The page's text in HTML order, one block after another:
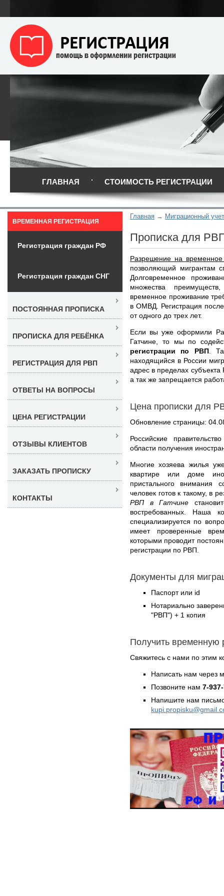
ГЛАВНАЯ СТОИМОСТЬ РЕГИСТРАЦИИ
Главная Миграционный
Прописка для
Разрешение на
позволяющий мигрантам
Долговременное
множества
временное проживание
в ОМВД. Регистрация
от одного до трех лет.
Если вы уже оформили
Гатчине, то мы по
регистрации по РВП.
находящийся в России
адрес в пределах
а так же запрещается
Цена прописки для
Обновление страницы:
Российские
области получения
Многие хозяева жилья
квартире или доме
пристального
человек готов к такому, в
РВП в Гатчине
востребованных. Наша
специализируется по
имеет проверенные
которыми проводит
регистрации по РВП.
Документы для
Паспорт или id
Нотариально
"РВП") + 1 копия
Получить временную
Свяжитесь с нами по этим
Написать нам через
Позвоните нам 7-
Напишите нам
ВРЕМЕННАЯ РЕГИСТРАЦИЯ
Регистрация граждан РФ
Регистрация граждан СНГ
ПОСТОЯННАЯ ПРОПИСКА
ПРОПИСКА ДЛЯ РЕБЁНКА
РЕГИСТРАЦИЯ ДЛЯ РВП
ОТВЕТЫ НА ВОПРОСЫ
ЦЕНА РЕГИСТРАЦИИ
ОТЗЫВЫ КЛИЕНТОВ
ЗАКАЗАТЬ ПРОПИСКУ
КОНТАКТЫ